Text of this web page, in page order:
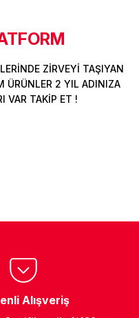
ZİRVEYİ TAŞIYAN
ÜRÜNLER 2 YIL ADINIZA
VAR TAKİP ET !
Alışveriş